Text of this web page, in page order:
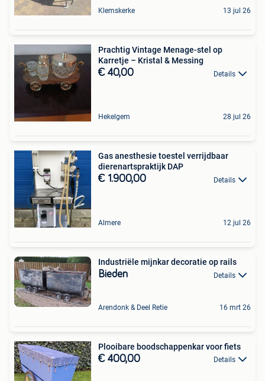
Klemskerke 13 jul 26
Prachtig Vintage Menage-stel op
Karretje – Kristal & Messing
€ 40,00 Details
Hekelgem 28 jul 26
Gas anesthesie toestel verrijdbaar
dierenartspraktijk DAP
€ 1.900,00 Details
Almere 12 jul 26
Industriële mijnkar decoratie op rails
Bieden Details
Arendonk & Deel Retie 16 mrt 26
Plooibare boodschappenkar voor fiets
€ 400,00 Details